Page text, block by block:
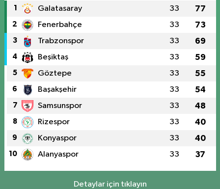
1 Galatasaray 33 77
2 Fenerbahçe 33 73
3 Trabzonspor 33 69
4 Beşiktaş 33 59
5 Göztepe 33 55
6 Başakşehir 33 54
7 Samsunspor 33 48
8 Rizespor 33 40
9 Konyaspor 33 40
10 Alanyaspor 33 37
Detaylar için tıklayın